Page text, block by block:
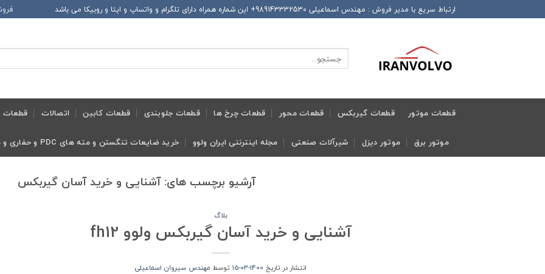
to
ارتباط سریع با مدیر فروش : مهندس اسماعیلی 989143332530+ این شماره همراه دارای تلگرام و واتساپ و ایتا و روبیکا می باشد
جستجو
برای:
قطعات موتور قطعات گیربکس قطعات محور قطعات چرخ ها قطعات جلوبندی قطعات کابین اتصالات قطعات
موتور برق موتور دیزل شیرآلات صنعتی مجله اینترنتی ایران ولوو خرید ضایعات تنگستن و مته های PDC و حفاری و معدنی و ابزار تراش
آرشیو برچسب های:آشنایی و خرید آسان گیربکس
بلاگ
آشنایی و خرید آسان گیربکس ولوو fh12
انتشار در تاریخ 1400-03-15 توسط مهندس سیروان اسماعیلی